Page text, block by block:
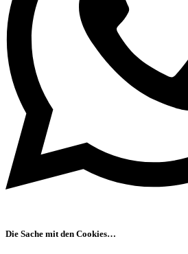
Die Sache mit den Cookies…